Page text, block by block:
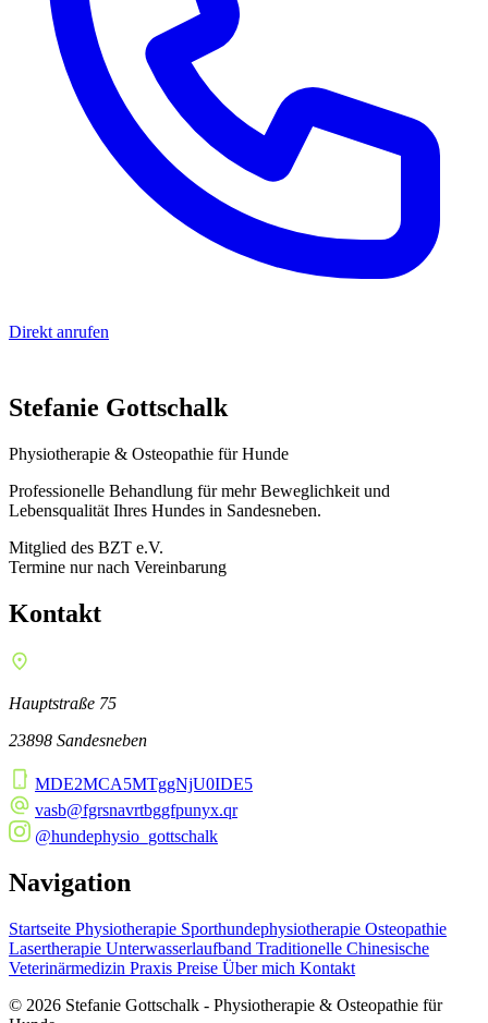
Direkt anrufen
Stefanie Gottschalk
Physiotherapie & Osteopathie für Hunde
Professionelle Behandlung für mehr Beweglichkeit und
Lebensqualität Ihres Hundes in Sandesneben.
Mitglied des BZT e.V.
Termine nur nach Vereinbarung
Kontakt
Hauptstraße 75
23898 Sandesneben
MDE2MCA5MTggNjU0IDE5
vasb@fgrsnavrtbggfpunyx.qr
@hundephysio_gottschalk
Navigation
Startseite Physiotherapie Sporthundephysiotherapie Osteopathie
Lasertherapie Unterwasserlaufband Traditionelle Chinesische
Veterinärmedizin Praxis Preise Über mich Kontakt
© 2026 Stefanie Gottschalk - Physiotherapie & Osteopathie für